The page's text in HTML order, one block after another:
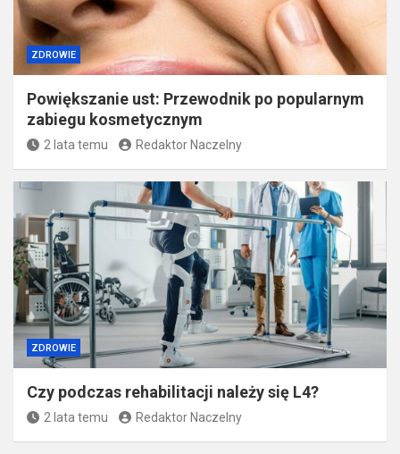
ZDROWIE
Powiększanie ust: Przewodnik po popularnym
zabiegu kosmetycznym
2 lata temu Redaktor Naczelny
ZDROWIE
Czy podczas rehabilitacji należy się L4?
2 lata temu Redaktor Naczelny